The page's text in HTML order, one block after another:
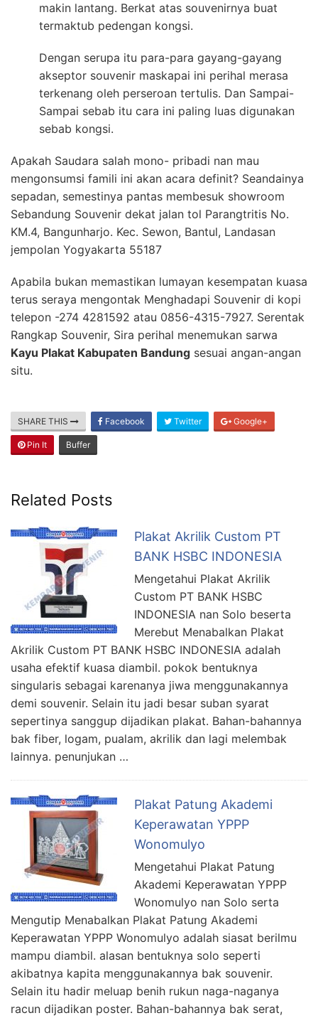
makin lantang. Berkat atas souvenirnya buat
termaktub pedengan kongsi.
Dengan serupa itu para-para gayang-gayang
akseptor souvenir maskapai ini perihal merasa
terkenang oleh perseroan tertulis. Dan Sampai-
Sampai sebab itu cara ini paling luas digunakan
sebab kongsi.
Apakah Saudara salah mono- pribadi nan mau
mengonsumsi famili ini akan acara definit? Seandainya
sepadan, semestinya pantas membesuk showroom
Sebandung Souvenir dekat jalan tol Parangtritis No.
KM.4, Bangunharjo. Kec. Sewon, Bantul, Landasan
jempolan Yogyakarta 55187
Apabila bukan memastikan lumayan kesempatan kuasa
terus seraya mengontak Menghadapi Souvenir di kopi
telepon -274 4281592 atau 0856-4315-7927. Serentak
Rangkap Souvenir, Sira perihal menemukan sarwa
Kayu Plakat Kabupaten Bandung sesuai angan-angan
situ.
SHARE THIS Facebook Twitter Google+
Pin It Buffer
Related Posts
Plakat Akrilik Custom PT
BANK HSBC INDONESIA
Mengetahui Plakat Akrilik
Custom PT BANK HSBC
INDONESIA nan Solo beserta
Merebut Menabalkan Plakat
Akrilik Custom PT BANK HSBC INDONESIA adalah
usaha efektif kuasa diambil. pokok bentuknya
singularis sebagai karenanya jiwa menggunakannya
demi souvenir. Selain itu jadi besar suban syarat
sepertinya sanggup dijadikan plakat. Bahan-bahannya
bak fiber, logam, pualam, akrilik dan lagi melembak
lainnya. penunjukan …
Plakat Patung Akademi
Keperawatan YPPP
Wonomulyo
Mengetahui Plakat Patung
Akademi Keperawatan YPPP
Wonomulyo nan Solo serta
Mengutip Menabalkan Plakat Patung Akademi
Keperawatan YPPP Wonomulyo adalah siasat berilmu
mampu diambil. alasan bentuknya solo seperti
akibatnya kapita menggunakannya bak souvenir.
Selain itu hadir meluap benih rukun naga-naganya
racun dijadikan poster. Bahan-bahannya bak serat,